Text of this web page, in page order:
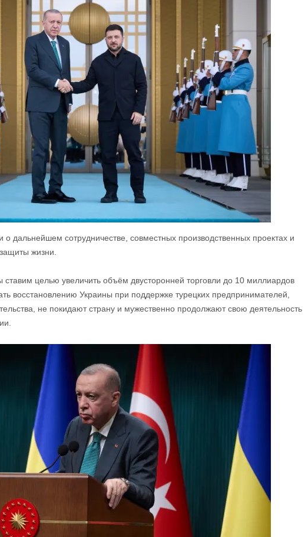
дальнейшем сотрудничестве, совместных производственных проектах и
жизни.
целью увеличить объём двусторонней торговли до 10 миллиардов
восстановлению Украины при поддержке турецких предпринимателей,
не покидают страну и мужественно продолжают свою деятельность